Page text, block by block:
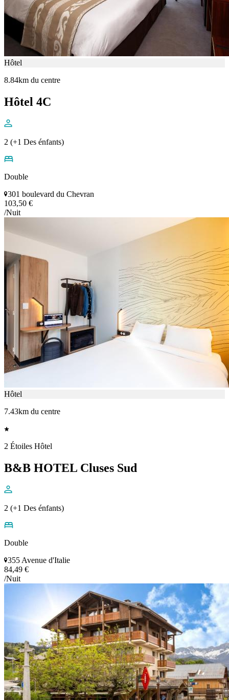
Hôtel
8.84km du centre
Hôtel 4C
2 (+1 Des énfants)
Double
301 boulevard du Chevran
103,50 €
/Nuit
Hôtel
7.43km du centre
2 Étoiles Hôtel
B&B HOTEL Cluses Sud
2 (+1 Des énfants)
Double
355 Avenue d'Italie
84,49 €
/Nuit